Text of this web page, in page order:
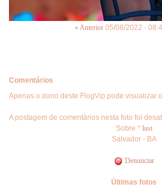
« Anterior 05/08/2022 -
Comentários
Apenas o dono deste FlogVip pode visualizar
A postagem de comentários nesta foto foi
Sobre * lust
Salvador - BA
Denunciar
Últimas fotos